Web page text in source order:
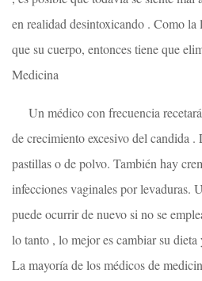
en realidad desintoxicando . Como la
que su cuerpo, entonces tiene que
Medicina
Un médico con frecuencia
de crecimiento excesivo del candida
pastillas o de polvo. También hay
infecciones vaginales por levaduras.
puede ocurrir de nuevo si no se
lo tanto , lo mejor es cambiar su
La mayoría de los médicos de